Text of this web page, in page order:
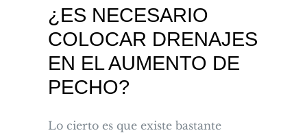
¿ES NECESARIO
COLOCAR DRENAJES
EN EL AUMENTO DE
PECHO?
Lo cierto es que existe bastante